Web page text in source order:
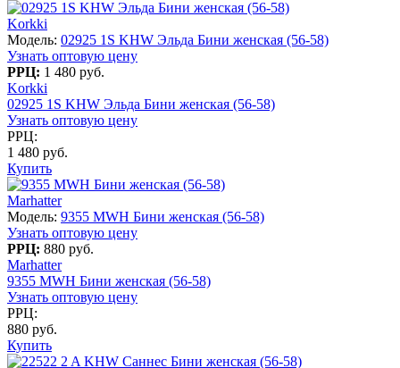
Korkki
Модель: 02925 1S KHW Эльда Бини женская (56-58)
Узнать оптовую цену
РРЦ: 1 480 руб.
Korkki
02925 1S KHW Эльда Бини женская (56-58)
Узнать оптовую цену
РРЦ:
1 480 руб.
Купить
Marhatter
Модель: 9355 MWH Бини женская (56-58)
Узнать оптовую цену
РРЦ: 880 руб.
Marhatter
9355 MWH Бини женская (56-58)
Узнать оптовую цену
РРЦ:
880 руб.
Купить